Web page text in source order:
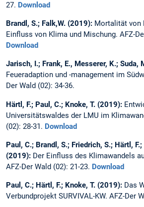
27. Download
Brandl, S.; Falk,W. (2019): Mortalität von
Einfluss von Klima und Mischung. AFZ-
Download
Jarisch, I.; Frank, E., Messerer, K.; Suda,
Feueradaption und -management im
Der Wald (02): 34-36.
Härtl, F.; Paul, C.; Knoke, T. (2019):
Universitätswaldes der LMU im
(02): 28-31. Download
Paul, C.; Brandl, S.; Friedrich, S.; Härtl,
(2019): Der Einfluss des Klimawandels
AFZ-Der Wald (02): 21-23. Download
Paul, C.; Härtl, F.; Knoke, T. (2019): Das
Verbundprojekt SURVIVAL-KW. AFZ-Der